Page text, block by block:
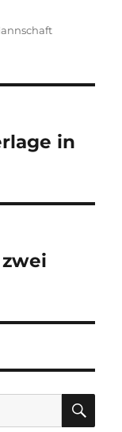
in